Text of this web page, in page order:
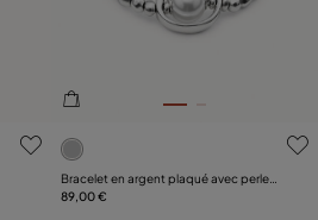
4,8 sur 5 Evaluation des
Bracelet en argent plaqué avec perle
blanche
89,00 €